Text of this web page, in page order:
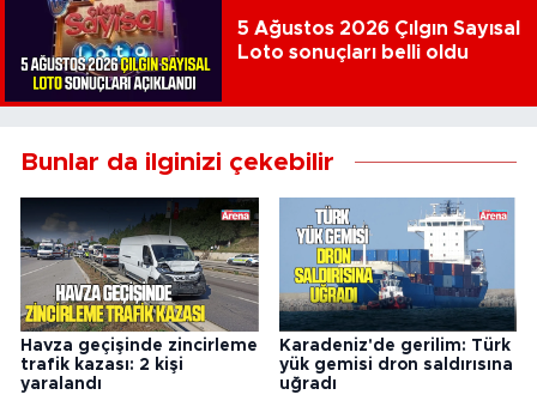
5 Ağustos 2026 Çılgın Sayısal
Loto sonuçları belli oldu
Bunlar da ilginizi çekebilir
Havza geçişinde zincirleme
trafik kazası: 2 kişi
yaralandı
Karadeniz'de gerilim: Türk
yük gemisi dron saldırısına
uğradı